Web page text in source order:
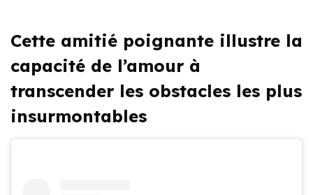
Cette amitié poignante illustre la
capacité de l’amour à
transcender les obstacles les plus
insurmontables